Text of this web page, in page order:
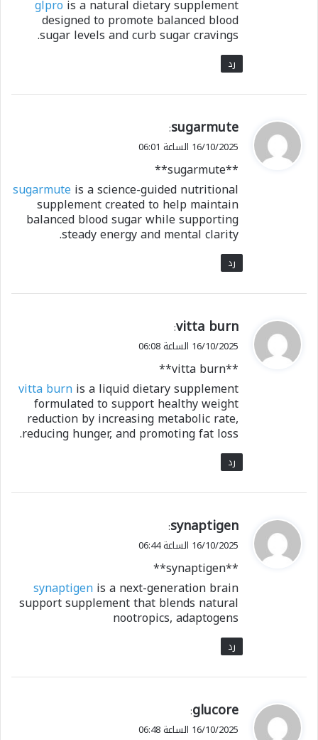
glpro is a natural dietary supplement
designed to promote balanced blood
sugar levels and curb sugar cravings.
رد
ي
ق
ل
sugarmute
:
16/10/2025 الساعة 06:01
** sugarmute**
sugarmuteis a science-guided nutritional
supplement created to help maintain
balanced blood sugar while supporting
steady energy and mental clarity.
رد
ي
ق
ل
vitta burn
:
16/10/2025 الساعة 06:08
**vitta burn**
vitta burnis a liquid dietary supplement
formulated to support healthy weight
reduction by increasing metabolic rate,
reducing hunger, and promoting fat loss.
رد
ي
ق
ل
synaptigen
:
16/10/2025 الساعة 06:44
**synaptigen**
synaptigenis a next-generation brain
support supplement that blends natural
nootropics, adaptogens
رد
ي
ق
glucore
:
16/10/2025 الساعة 06:48